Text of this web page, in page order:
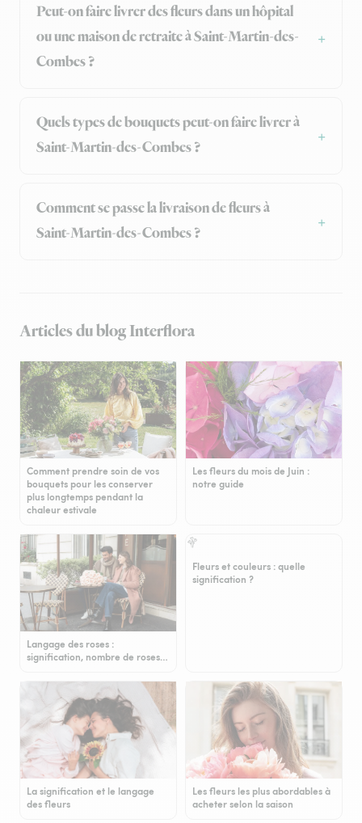
Peut-on faire livrer des fleurs dans un hôpital
ou une maison de retraite à Saint-Martin-des-
Combes ?
Quels types de bouquets peut-on faire livrer à
Saint-Martin-des-Combes ?
Comment se passe la livraison de fleurs à
Saint-Martin-des-Combes ?
Articles du blog Interflora
Comment prendre soin de vos
bouquets pour les conserver
plus longtemps pendant la
chaleur estivale
Les fleurs du mois de Juin :
notre guide
Langage des roses :
signification, nombre de roses…
Fleurs et couleurs : quelle
signification ?
La signification et le langage
des fleurs
Les fleurs les plus abordables à
acheter selon la saison